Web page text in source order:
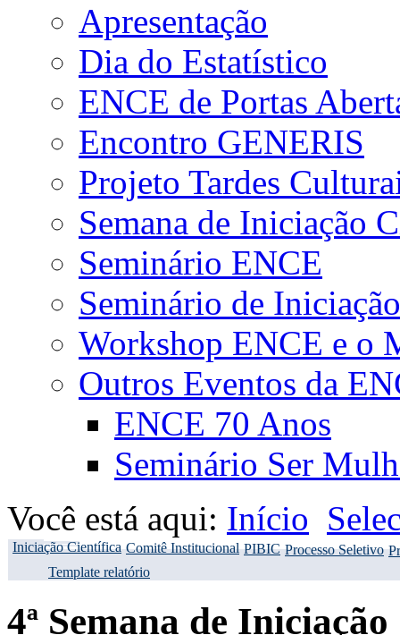
Apresentação
Dia do Estatístico
ENCE de Portas
Encontro GENERIS
Projeto Tardes
Semana de Iniciação
Seminário ENCE
Seminário de
Workshop ENCE e o
Outros Eventos da
ENCE 70 Anos
Seminário Ser
Você está aqui: Início
Iniciação Científica Comitê Institucional PIBIC Processo Seletivo
Template relatório
4ª Semana de